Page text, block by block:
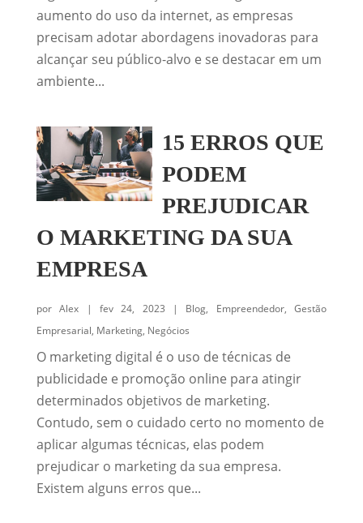
aumento do uso da internet, as empresas
precisam adotar abordagens inovadoras para
alcançar seu público-alvo e se destacar em um
ambiente...
15 ERROS QUE
PODEM
PREJUDICAR
O MARKETING DA SUA
EMPRESA
porAlex | fev 24, 2023 | Blog, Empreendedor,Gestão
Empresarial, Marketing, Negócios
O marketing digital é o uso de técnicas de
publicidade e promoção online para atingir
determinados objetivos de marketing.
Contudo, sem o cuidado certo no momento de
aplicar algumas técnicas, elas podem
prejudicar o marketing da sua empresa.
Existem alguns erros que...